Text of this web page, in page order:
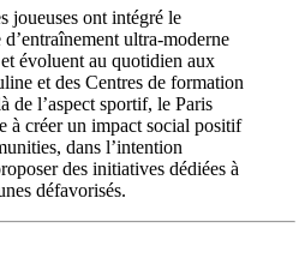
joueuses ont intégré le
ultra-moderne
évoluent au quotidien aux
et des Centres de formation
de l’aspect sportif, le Paris
à créer un impact social positif
dans l’intention
des initiatives dédiées à
défavorisés.